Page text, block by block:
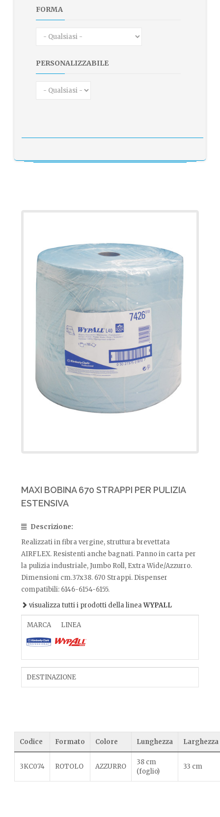
FORMA
PERSONALIZZABILE
MAXI BOBINA 670 STRAPPI PER PULIZIA
ESTENSIVA
Descrizione:
Realizzati in fibra vergine, struttura brevettata
AIRFLEX. Resistenti anche bagnati. Panno in carta per
la pulizia industriale, Jumbo Roll, Extra Wide/Azzurro.
Dimensioni cm.37x38. 670 Strappi. Dispenser
compatibili: 6146-6154-6155.
visualizza tutti i prodotti della lineaWYPALL
MARCA LINEA
DESTINAZIONE
Codice Formato Colore Lunghezza Larghezza
3KC074 ROTOLO AZZURRO
38 cm
(foglio)
33 cm